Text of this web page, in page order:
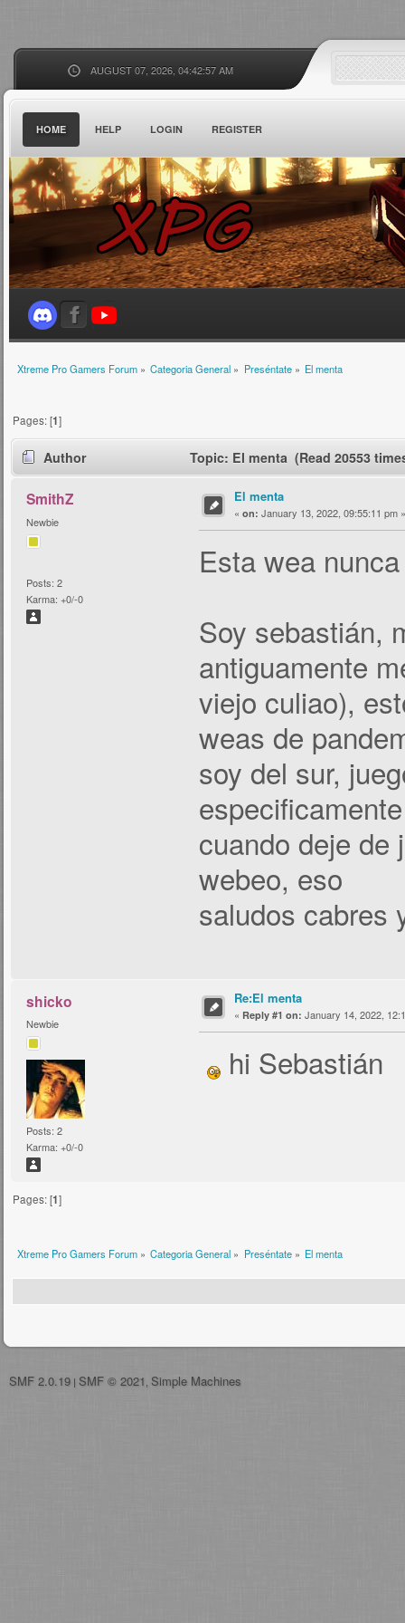
AUGUST 07, 2026, 04:42:57 AM
HOME HELP LOGIN REGISTER
Xtreme Pro Gamers Forum» Categoria General » Preséntate» El menta
Pages: [1]
Author Topic: El menta (Read 20553
SmithZ
Newbie
Posts: 2
Karma: +0/-0
El menta
« on: January 13, 2022, 09:55:11 pm »
Esta wea
Soy sebastián,
antiguamente
viejo culiao),
weas de
soy del sur,
cuando deje de
webeo, eso
saludos cabres
shicko
Newbie
Posts: 2
Karma: +0/-0
Re:El menta
« Reply #1 on: January 14, 2022,
hi Sebastián
Pages: [1]
Xtreme Pro Gamers Forum» Categoria General » Preséntate» El menta
SMF 2.0.19 | SMF © 2021 Simple Machines